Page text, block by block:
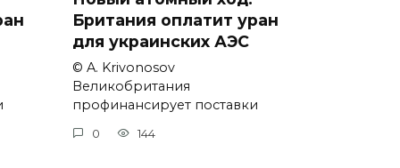
Британия оплатит уран
для украинских АЭС
© A. Krivonosov
Великобритания
профинансирует поставки
0 144